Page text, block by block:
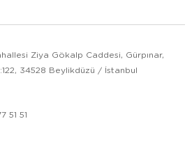
Ziya Gökalp Caddesi, Gürpınar,
34528 Beylikdüzü / İstanbul
51 51